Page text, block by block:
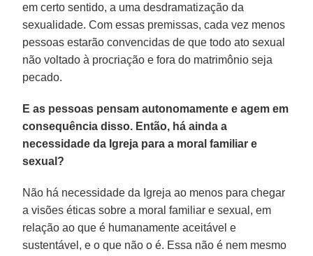
em certo sentido, a uma desdramatização da
sexualidade. Com essas premissas, cada vez menos
pessoas estarão convencidas de que todo ato sexual
não voltado à procriação e fora do matrimônio seja
pecado.
E as pessoas pensam autonomamente e agem em
consequência disso. Então, há ainda a
necessidade da Igreja para a moral familiar e
sexual?
Não há necessidade da Igreja ao menos para chegar
a visões éticas sobre a moral familiar e sexual, em
relação ao que é humanamente aceitável e
sustentável, e o que não o é. Essa não é nem mesmo